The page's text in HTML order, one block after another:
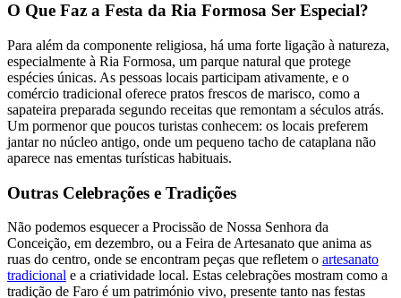
O Que Faz a Festa da Ria Formosa Ser Especial?
Para além da componente religiosa, há uma forte ligação à natureza,
especialmente à Ria Formosa, um parque natural que protege
espécies únicas. As pessoas locais participam ativamente, e o
comércio tradicional oferece pratos frescos de marisco, como a
sapateira preparada segundo receitas que remontam a séculos atrás.
Um pormenor que poucos turistas conhecem: os locais preferem
jantar no núcleo antigo, onde um pequeno tacho de cataplana não
aparece nas ementas turísticas habituais.
Outras Celebrações e Tradições
Não podemos esquecer a Procissão de Nossa Senhora da
Conceição, em dezembro, ou a Feira de Artesanato que anima as
ruas do centro, onde se encontram peças que refletem o artesanato
tradicional e a criatividade local. Estas celebrações mostram como a
tradição de Faro é um património vivo, presente tanto nas festas